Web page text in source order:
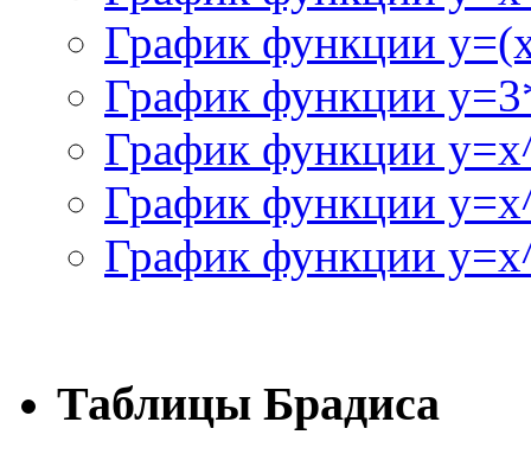
График функции
График функции
График функции
График функции
График функции
Таблицы Брадиса